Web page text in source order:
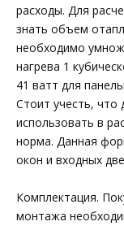
расходы. Для
знать объем
необходимо
нагрева 1
41 ватт для
Стоит учесть,
использовать в
норма. Данная
окон и входных
Комплектация.
монтажа